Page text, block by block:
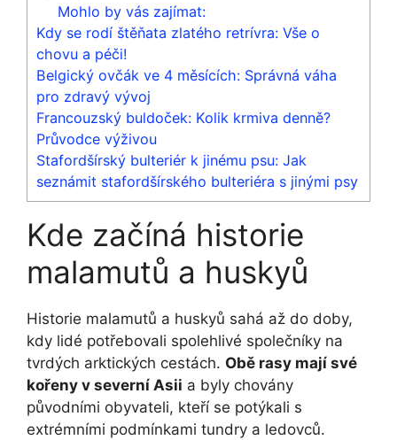
Mohlo by vás zajímat:
Kdy se rodí štěňata zlatého retrívra: Vše o
chovu a péči!
Belgický ovčák ve 4 měsících: Správná váha
pro zdravý vývoj
Francouzský buldoček: Kolik krmiva denně?
Průvodce výživou
Stafordšírský bulteriér k jinému psu: Jak
seznámit stafordšírského bulteriéra s jinými psy
Kde začíná historie
malamutů a huskyů
Historie malamutů a huskyů sahá až do doby,
kdy lidé potřebovali spolehlivé společníky na
tvrdých arktických cestách. Obě rasy mají své
kořeny v severní Asii a byly chovány
původními obyvateli, kteří se potýkali s
extrémními podmínkami tundry a ledovců.